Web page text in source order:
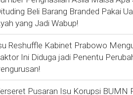
Beli Barang Branded Pakai
yang Jadi Wabup!
Reshuffle Kabinet Prabowo
Ini Diduga jadi Penentu
Pusaran Isu Korupsi BUMN